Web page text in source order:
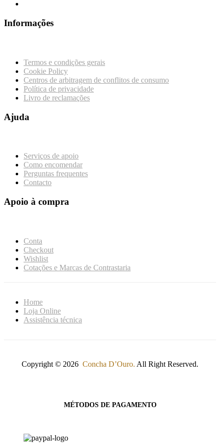
Informações
Termos e condições gerais
Cookie Policy
Centros de arbitragem de conflitos de consumo
Política de privacidade
Livro de reclamações
Ajuda
Serviços de apoio
Como encomendar
Perguntas frequentes
Contacto
Apoio à compra
Conta
Checkout
Wishlist
Cotações e Marcas de Contrastaria
Home
Loja Online
Assistência técnica
Copyright © 2026 Concha D’Ouro. All Right Reserved.
MÉTODOS DE PAGAMENTO